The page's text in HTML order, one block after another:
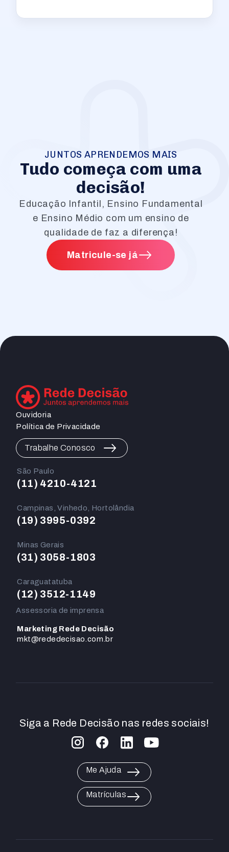
JUNTOS APRENDEMOS MAIS
Tudo começa com uma
decisão!
Educação Infantil, Ensino Fundamental
e Ensino Médio com um ensino de
qualidade de faz a diferença!
Matricule-se já
Ouvidoria
Política de Privacidade
Trabalhe Conosco
São Paulo
(11) 4210-4121
Campinas, Vinhedo, Hortolândia
(19) 3995-0392
Minas Gerais
(31) 3058-1803
Caraguatatuba
(12) 3512-1149
Assessoria de imprensa
Marketing Rede Decisão
mkt@rededecisao.com.br
Siga a Rede Decisão nas redes sociais!
Me Ajuda
Matrículas